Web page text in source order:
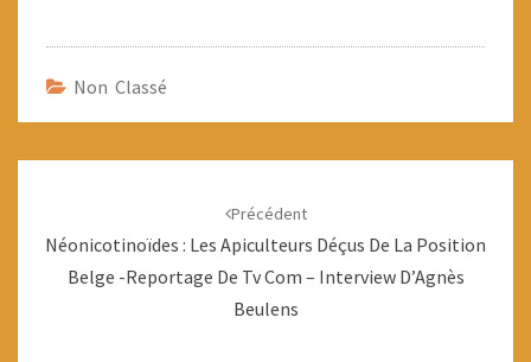
Non Classé
Précédent
Néonicotinoïdes : Les Apiculteurs Déçus De La Position
Belge -reportage De Tv Com – Interview D’Agnès
Beulens